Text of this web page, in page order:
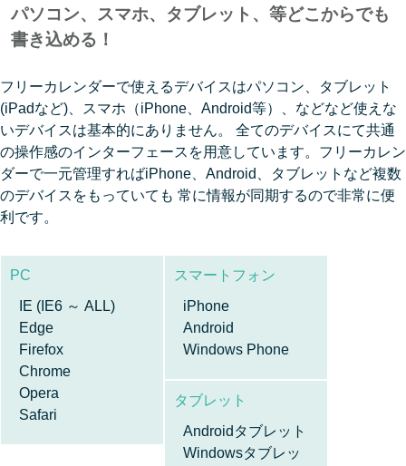
パソコン、スマホ、タブレット、等どこからでも
書き込める！
フリーカレンダーで使えるデバイスはパソコン、タブレット
(iPadなど)、スマホ（iPhone、Android等）、などなど使えな
いデバイスは基本的にありません。 全てのデバイスにて共通
の操作感のインターフェースを用意しています。フリーカレン
ダーで一元管理すればiPhone、Android、タブレットなど複数
のデバイスをもっていても 常に情報が同期するので非常に便
利です。
PC
IE (IE6 ～ ALL)
Edge
Firefox
Chrome
Opera
Safari
スマートフォン
iPhone
Android
Windows Phone
タブレット
Androidタブレット
Windowsタブレッ